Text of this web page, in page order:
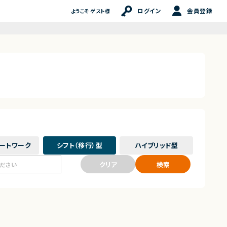
ようこそ ゲスト様 ログイン 会員登録
トワーク シフト（移行） 型 ハイブリッド型
クリア
検索